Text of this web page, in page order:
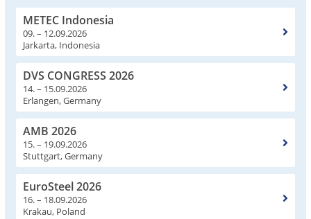
METEC Indonesia
09. – 12.09.2026
Jarkarta, Indonesia
DVS CONGRESS 2026
14. – 15.09.2026
Erlangen, Germany
AMB 2026
15. – 19.09.2026
Stuttgart, Germany
EuroSteel 2026
16. – 18.09.2026
Krakau, Poland